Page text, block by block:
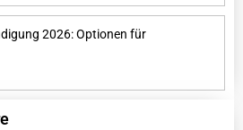
2026: Optionen für